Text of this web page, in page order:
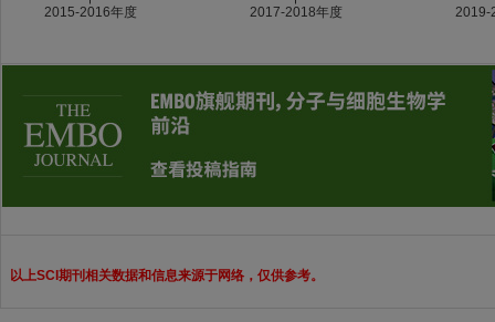
以上SCI期刊相关数据和信息来源于网络，仅供参考。